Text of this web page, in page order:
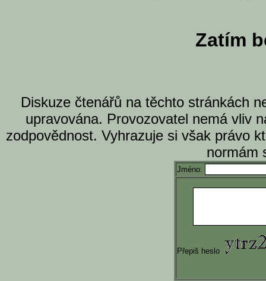
Zatím
Diskuze čtenářů na těchto stránkách
upravována. Provozovatel nemá vliv
zodpovědnost. Vyhrazuje si však právo
normám
Jméno:
Přepiš heslo